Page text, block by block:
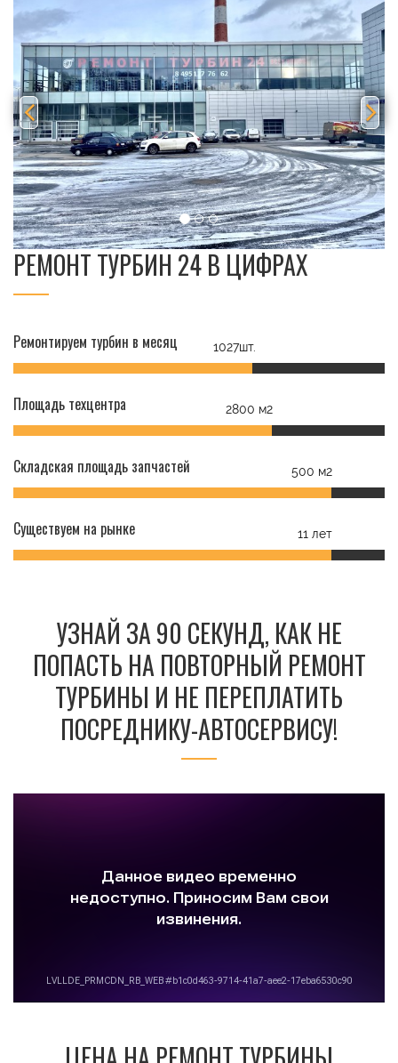
РЕМОНТ ТУРБИН 24 В ЦИФРАХ
Ремонтируем турбин в месяц 1027шт.
Площадь техцентра 2800 м2
Складская площадь запчастей 500 м2
Существуем на рынке 11 лет
УЗНАЙ ЗА 90 СЕКУНД, КАК НЕ
ПОПАСТЬ НА ПОВТОРНЫЙ РЕМОНТ
ТУРБИНЫ И НЕ ПЕРЕПЛАТИТЬ
ПОСРЕДНИКУ-АВТОСЕРВИСУ!